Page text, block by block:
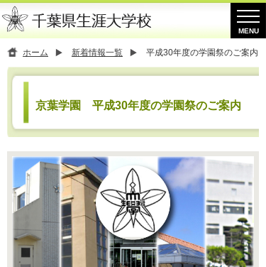
ホーム 新着情報一覧 平成30年度の学園祭のご案内
京葉学園 平成30年度の学園祭のご案内